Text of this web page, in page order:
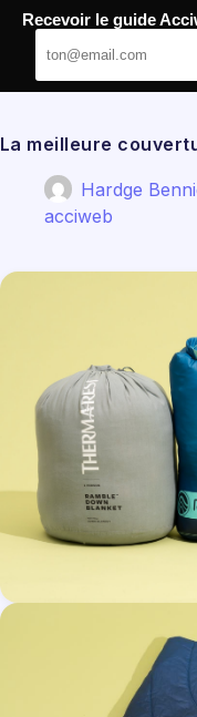
Passer
contenu
La meilleure
Hardge
acciweb
Recevoir le guide